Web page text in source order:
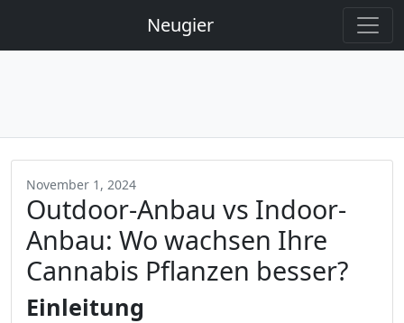
Neugier
November 1, 2024
Outdoor-Anbau vs Indoor-
Anbau: Wo wachsen Ihre
Cannabis Pflanzen besser?
Einleitung